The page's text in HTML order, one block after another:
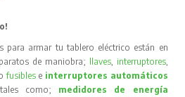
para armar tu tablero eléctrico están en
de maniobra; llaves, interruptores,
fusibles e interruptores automáticos
como; medidores de energía